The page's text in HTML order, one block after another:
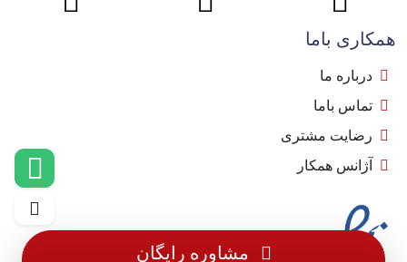
مشاوره رایگان
همکاری باما
درباره ما
تماس باما
رضایت مشتری
آژانس همکار